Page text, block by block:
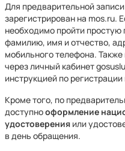
Для предварительной
зарегистрирован на mos.ru.
необходимо пройти простую
фамилию, имя и отчество,
мобильного телефона.
через личный кабинет
инструкцией по регистрации
Кроме того, по
доступнооформление
удостоверения или
в день обращения.